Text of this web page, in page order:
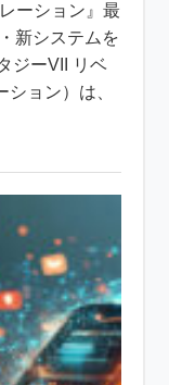
ーション』最
新システムを
ジーVII リベ
ョン）は、